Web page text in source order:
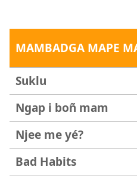
MAMBADGA MAPE
Suklu
Ngap i boñ mam
Njee me yé?
Bad Habits